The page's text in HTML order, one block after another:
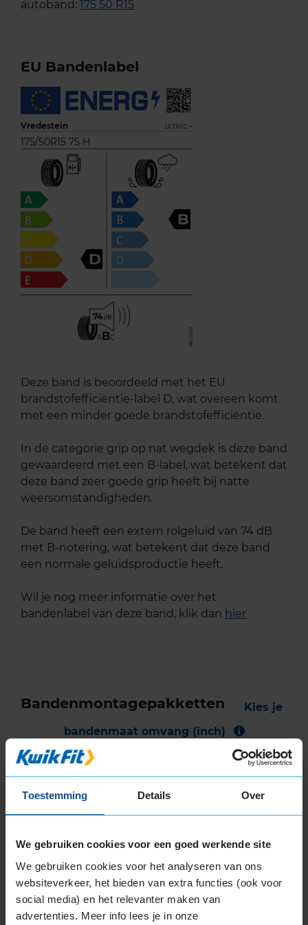
Toestemming Details Over
We gebruiken cookies voor een goed werkende site
We gebruiken cookies voor het analyseren van ons
websiteverkeer, het bieden van extra functies (ook voor
social media) en het relevanter maken van
advertenties. Meer info lees je in onze
autoband: 175 50 R15
EU Bandenlabel
Vredestein ULTRAC +
175/50R15 75 H
D
B
74
A BC
Deze band is beoordeeld met het EU
brandstofefficiëntie-label D, wat overeen komt
met een minder goede brandstofefficiëntie.
In de categorie grip op nat wegdek is deze band
gewaardeerd met een B-label, wat betekent dat
deze band zeer goede grip heeft bij natte
weersomstandigheden.
De band heeft een extern rolgeluid van 74 dB
met B-notering, wat betekent dat deze band
een normale geluidsproductie heeft.
Wil je nog meer informatie over het
bandenlabel van deze band, klik dan hier
Bandenmontagepakketten
Kies je
bandenmaat omvang (inch)
€ 40,-
Balanceren